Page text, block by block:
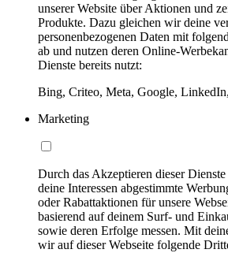
unserer Website über Aktionen und
Produkte. Dazu gleichen wir deine
personenbezogenen Daten mit
ab und nutzen deren Online-
Dienste bereits nutzt:
Bing, Criteo, Meta, Google,
Marketing
Durch das Akzeptieren dieser
deine Interessen abgestimmte
oder Rabattaktionen für unsere
basierend auf deinem Surf- und
sowie deren Erfolge messen. Mit
wir auf dieser Webseite folgende